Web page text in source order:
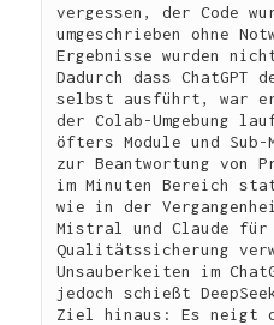
vergessen, der Code
umgeschrieben ohne
Ergebnisse wurden
Dadurch dass ChatGPT
selbst ausführt, war
der Colab-Umgebung
öfters Module und
zur Beantwortung von
im Minuten Bereich
wie in der
Mistral und Claude für
Qualitätssicherung
Unsauberkeiten im
jedoch schießt
Ziel hinaus: Es neigt